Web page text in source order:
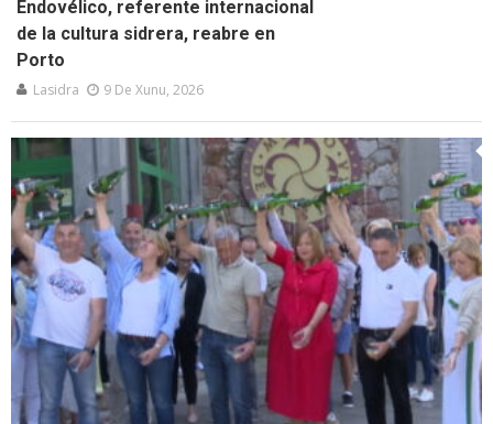
Endovélico, referente internacional
de la cultura sidrera, reabre en
Porto
Lasidra 9 De Xunu, 2026